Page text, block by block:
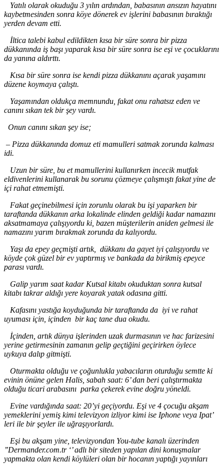
Yatılı olarak okuduğu 3 yılın ardından, babasının ansızın hayatını
kaybetmesinden sonra köye dönerek ev işlerini babasının bıraktığı
yerden devam etti.
İltica talebi kabul edildikten kısa bir süre sonra bir pizza
dükkanında iş başı yaparak kısa bir süre sonra ise eşi ve çocuklarını
da yanına aldırttı.
Kısa bir süre sonra ise kendi pizza dükkanını açarak yaşamını
düzene koymaya çalıştı.
Yaşamından oldukça memnundu, fakat onu rahatsız eden ve
canını sıkan tek bir şey vardı.
Onun canını sıkan şey ise;
– Pizza dükkanında domuz eti mamulleri satmak zorunda kalması
idi.
Uzun bir süre, bu et mamullerini kullanırken incecik mutfak
eldivenlerini kullanarak bu sorunu çözmeye çalışmıştı fakat yine de
içi rahat etmemişti.
Fakat geçinebilmesi için zorunlu olarak bu işi yaparken bir
taraftanda dükkanın arka lokalinde elinden geldiği kadar namazını
aksatmamaya çalışıyordu ki, bazen müşterilerin aniden gelmesi ile
namazını yarım bırakmak zorunda da kalıyordu.
Yaşı da epey geçmişti artık, dükkanı da gayet iyi çalışıyordu ve
köyde çok güzel bir ev yaptırmış ve bankada da birikmiş epeyce
parası vardı.
Galip yarım saat kadar Kutsal kitabı okuduktan sonra kutsal
kitabı takrar aldığı yere koyarak yatak odasına gitti.
Kafasını yastığa koyduğunda bir taraftanda da iyi ve rahat
uyuması için, içinden bir kaç tane dua okudu.
İçinden, artık dünya işlerinden uzak durmasının ve hac farizesini
yerine getirmesinin zamanın gelip geçtiğini geçirirken öylece
uykuya dalıp gitmişti.
Oturmakta olduğu ve çoğunlukla yabacıların oturduğu semtte ki
evinin önüne gelen Halis, sabah saat: 6’ dan beri çalıştırmakta
olduğu ticari arabasını parka çekerek evine doğru yöneldi.
Evine vardığında saat: 20’yi geçiyordu. Eşi ve 4 çocuğu akşam
yemeklerini yemiş kimi televizyon izliyor kimi ise Iphone veya Ipat’
leri ile bir şeyler ile uğraşıyorlardı.
Eşi bu akşam yine, televizyondan You-tube kanalı üzerinden
’’Dermander.com.tr ‘’ adlı bir siteden yapılan dini konuşmalar
yapmakta olan kendi köylüleri olan bir hocanın yaptığı yayınları